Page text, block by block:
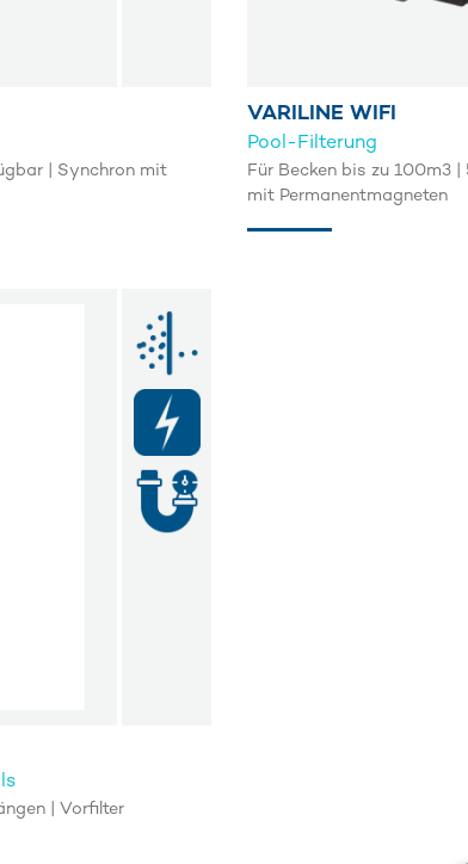
| Synchron mit
VARILINE WIFI
Pool-Filterung
Für Becken bis zu 100m3
mit Permanentmagneten
| Vorfilter